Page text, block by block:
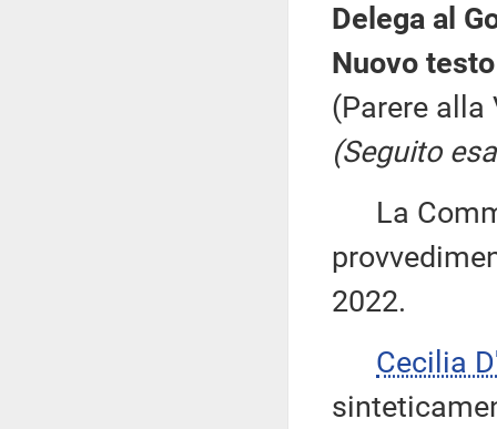
Delega al
Nuovo
(Parere alla
(Seguito
La
2022.
Cecilia